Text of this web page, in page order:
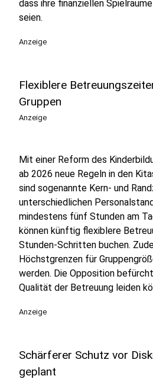
dass ihre finanziellen
seien.
Anzeige
Flexiblere
Gruppen
Anzeige
Mit einer Reform des
ab 2026 neue Regeln in den
sind sogenannte Kern- und
unterschiedlichen
mindestens fünf Stunden am
können künftig flexiblere
Stunden-Schritten buchen.
Höchstgrenzen für
werden. Die Opposition
Qualität der Betreuung leiden
Anzeige
Schärferer Schutz vor
geplant